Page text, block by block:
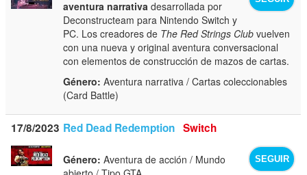
aventura narrativa desarrollada por
Deconstructeam para Nintendo Switch y
PC. Los creadores de The Red Strings Club vuelven
con una nueva y original aventura conversacional
con elementos de construcción de mazos de cartas.
Género: Aventura narrativa / Cartas coleccionables
(Card Battle)
17/8/2023 Red Dead Redemption Switch
SEGUIR
Género: Aventura de acción / Mundo